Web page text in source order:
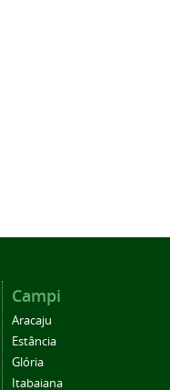
Campi
Aracaju
Estância
Glória
Itabaiana